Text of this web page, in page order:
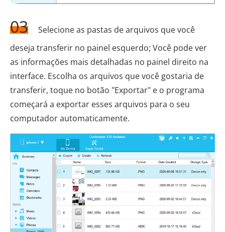
03
Selecione as pastas de arquivos que você
deseja transferir no painel esquerdo; Você pode ver
as informações mais detalhadas no painel direito na
interface. Escolha os arquivos que você gostaria de
transferir, toque no botão "Exportar" e o programa
começará a exportar esses arquivos para o seu
computador automaticamente.